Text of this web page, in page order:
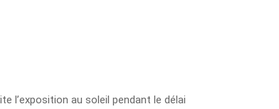
l’exposition au soleil pendant le délai